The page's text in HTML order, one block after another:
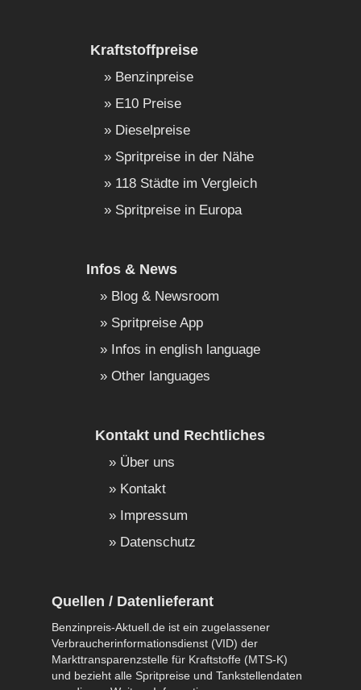
Kraftstoffpreise
Benzinpreise
E10 Preise
Dieselpreise
Spritpreise in der Nähe
118 Städte im Vergleich
Spritpreise in Europa
Infos & News
Blog & Newsroom
Spritpreise App
Infos in english language
Other languages
Kontakt und Rechtliches
Über uns
Kontakt
Impressum
Datenschutz
Quellen / Datenlieferant
Benzinpreis-Aktuell.de ist ein zugelassener
Verbraucherinformationsdienst (VID) der
Markttransparenzstelle für Kraftstoffe (MTS-K)
und bezieht alle Spritpreise und Tankstellendaten